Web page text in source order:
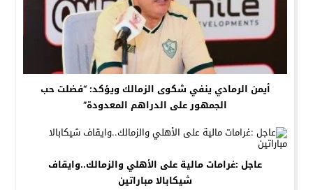
أيمن الرمادي ينفي شكوى الزمالك ويؤكد: “فضلت حب
الجمهور على الدراهم المعدودة”
عاجل :غرامات مالية على الأهلي والزمالك..وايقاف
شيكابالا مباراتين